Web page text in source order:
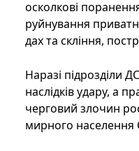
осколкові
руйнування
дах та скління,
Наразі підрозділи
наслідків удару, а
черговий злочин
мирного населення